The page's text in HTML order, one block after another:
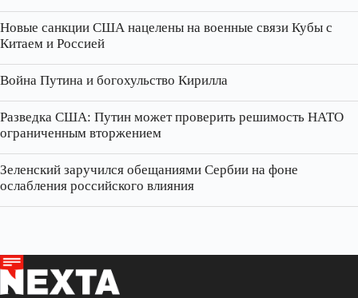
Новые санкции США нацелены на военные связи Кубы с
Китаем и Россией
Война Путина и богохульство Кирилла
Разведка США: Путин может проверить решимость НАТО
ограниченным вторжением
Зеленский заручился обещаниями Сербии на фоне
ослабления российского влияния